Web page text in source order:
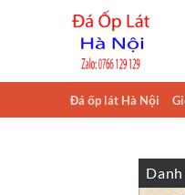
Đá ốp lát Hà Nội